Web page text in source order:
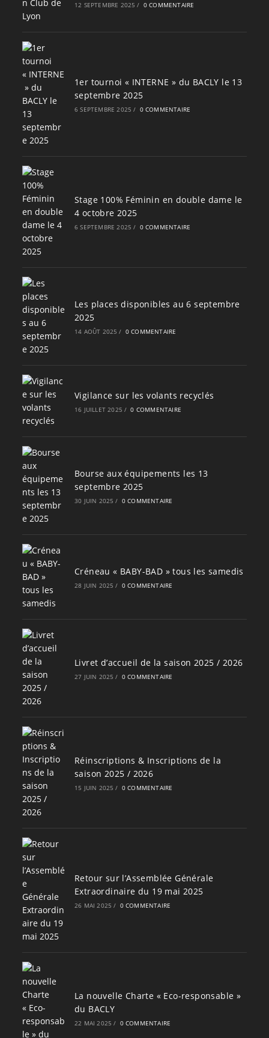
12 SEPTEMBRE 2025 / 0 COMMENTAIRE
1er tournoi « INTERNE » du BACLY le 13
septembre 2025
6 SEPTEMBRE 2025 / 0 COMMENTAIRE
Stage 100% Féminin en double dame le
4 octobre 2025
6 SEPTEMBRE 2025 / 0 COMMENTAIRE
Les places disponibles au 6 septembre
2025
14 AOÛT 2025 / 0 COMMENTAIRE
Vigilance sur les volants recyclés
16 JUILLET 2025 / 0 COMMENTAIRE
Bourse aux équipements les 13
septembre 2025
30 JUIN 2025 / 0 COMMENTAIRE
Créneau « BABY-BAD » tous les samedis
28 JUIN 2025 / 0 COMMENTAIRE
Livret d’accueil de la saison 2025 / 2026
27 JUIN 2025 / 0 COMMENTAIRE
Réinscriptions & Inscriptions de la
saison 2025 / 2026
15 JUIN 2025 / 0 COMMENTAIRE
Retour sur l’Assemblée Générale
Extraordinaire du 19 mai 2025
26 MAI 2025 / 0 COMMENTAIRE
La nouvelle Charte « Eco-responsable »
du BACLY
22 MAI 2025 / 0 COMMENTAIRE